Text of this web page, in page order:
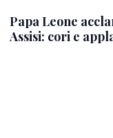
Papa Leone
Assisi: cori e